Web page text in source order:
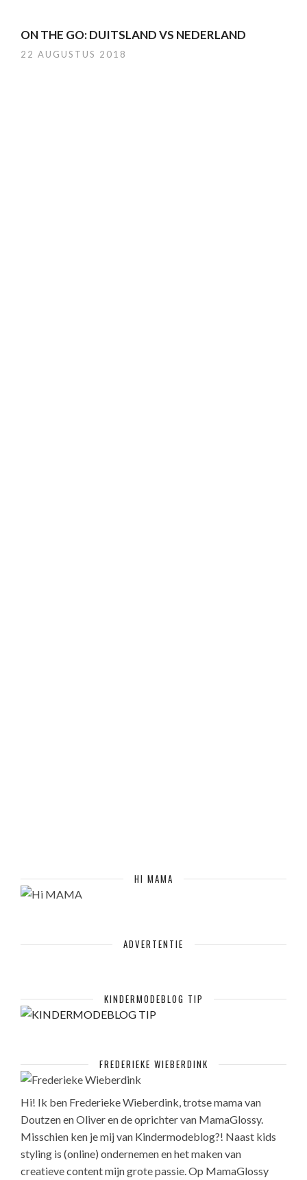
ON THE GO: DUITSLAND VS NEDERLAND
22 AUGUSTUS 2018
HI MAMA
ADVERTENTIE
KINDERMODEBLOG TIP
FREDERIEKE WIEBERDINK
Hi! Ik ben Frederieke Wieberdink, trotse mama van
Doutzen en Oliver en de oprichter van MamaGlossy.
Misschien ken je mij van Kindermodeblog?! Naast kids
styling is (online) ondernemen en het maken van
creatieve content mijn grote passie. Op MamaGlossy